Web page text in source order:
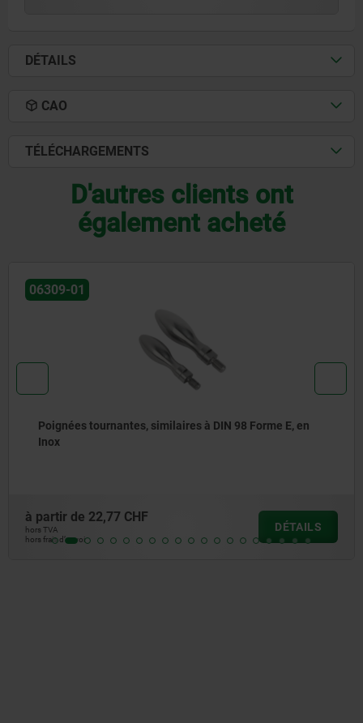
DÉTAILS
CAO
TÉLÉCHARGEMENTS
D'autres clients ont
également acheté
E, en
DÉTAILS
Poignée tournante, similaire à DIN 98
à partir de
hors frais d’envoi